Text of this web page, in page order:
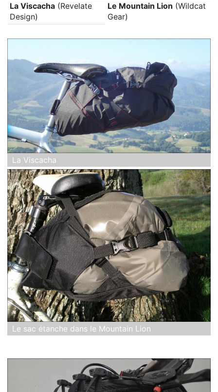
La Viscacha(Revelate
Design)
Le Mountain Lion (Wildcat
Gear)
La Viscacha
Le sac étanche dans le Mountain Lion